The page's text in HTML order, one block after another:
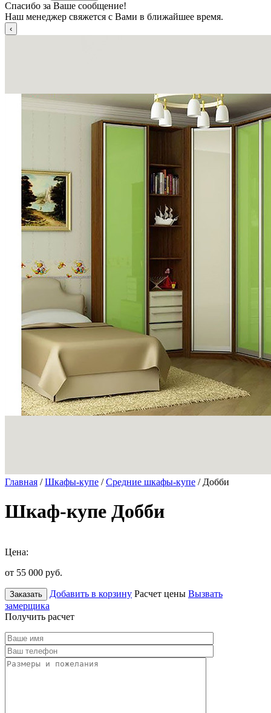
Спасибо за Ваше сообщение!
Наш менеджер свяжется с Вами в ближайшее время.
Главная /Шкафы-купе /Средние шкафы-купе / Добби
Шкаф-купе Добби
Цена:
от 55 000 руб.
Заказать Добавить в корзину Расчет цены Вызвать
замерщика
Получить расчет